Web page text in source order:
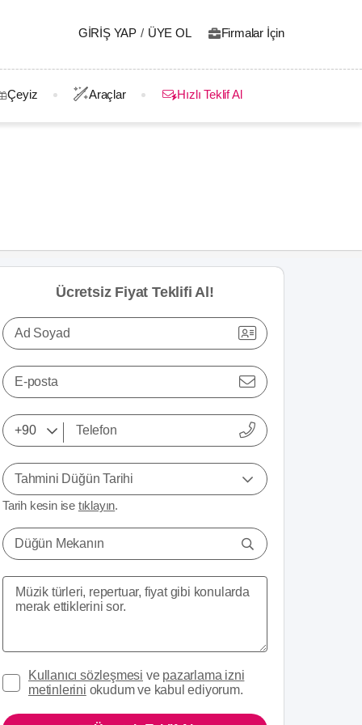
GIRIŞ YAP / ÜYE OL Firmalar İçin
Çeyiz Araçlar Hızlı Teklif Al
Ücretsiz Fiyat Teklifi Al!
Ad Soyad
E-posta
Tahmini Düğün Tarihi
Tarih kesin ise tıklayın.
Düğün Mekanın
Kullanıcı sözleşmesi ve pazarlama izni
metinlerini okudum ve kabul ediyorum.